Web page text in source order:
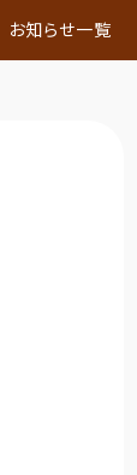
お知らせ一覧